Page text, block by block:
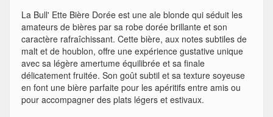
La Bull' Ette Bière Dorée est une ale blonde qui séduit les
amateurs de bières par sa robe dorée brillante et son
caractère rafraîchissant. Cette bière, aux notes subtiles de
malt et de houblon, offre une expérience gustative unique
avec sa légère amertume équilibrée et sa finale
délicatement fruitée. Son goût subtil et sa texture soyeuse
en font une bière parfaite pour les apéritifs entre amis ou
pour accompagner des plats légers et estivaux.